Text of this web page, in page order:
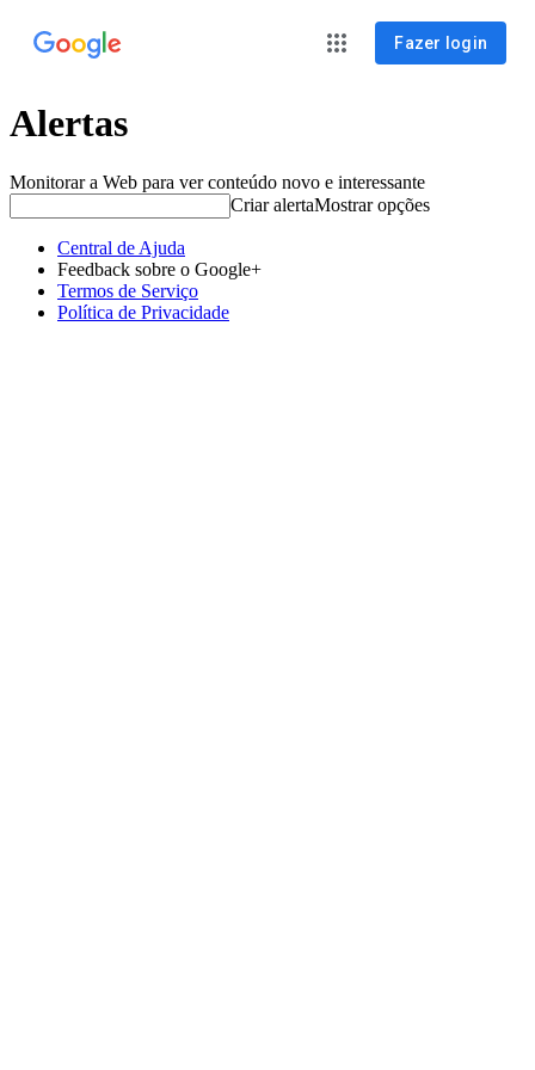
Fazer login
Alertas
Monitorar a Web para ver conteúdo novo e interessante
Criar alertaMostrar opções
Central de Ajuda
Feedback sobre o Google+
Termos de Serviço
Política de Privacidade